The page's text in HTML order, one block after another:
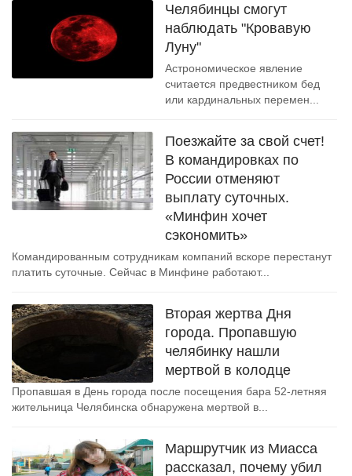
Челябинцы смогут
наблюдать "Кровавую
Луну"
Астрономическое явление
считается предвестником бед
или кардинальных перемен...
Поезжайте за свой счет!
В командировках по
России отменяют
выплату суточных.
«Минфин хочет
сэкономить»
Командированным сотрудникам компаний вскоре перестанут
платить суточные. Сейчас в Минфине работают...
Вторая жертва Дня
города. Пропавшую
челябинку нашли
мертвой в колодце
Пропавшая в День города после посещения бара 52-летняя
жительница Челябинска обнаружена мертвой в...
Маршрутчик из Миасса
рассказал, почему убил